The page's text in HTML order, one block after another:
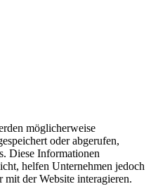
möglicherweise
oder abgerufen,
Diese Informationen
helfen Unternehmen jedoch
der Website interagieren.